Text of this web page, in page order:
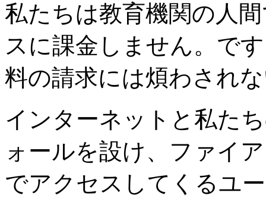
私たちは教育機関の人
スに課金しません。で
料の請求には煩わされ
インターネットと私た
ォールを設け、ファイ
でアクセスしてくるユ